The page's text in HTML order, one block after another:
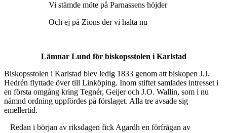
Vi stämde möte på Parnassens höjder
Och ej på Zions der vi halta nu
Lämnar Lund för biskopsstolen i Karlstad
Biskopsstolen i Karlstad blev ledig 1833 genom att biskopen J.J.
Hedrén flyttade över till Linköping. Inom stiftet samlades intresset i
en första omgång kring Tegnér, Geijer och J.O. Wallin, som i nu
nämnd ordning uppfördes på förslaget. Alla tre avsade sig
emellertid.
Redan i början av riksdagen fick Agardh en förfrågan av